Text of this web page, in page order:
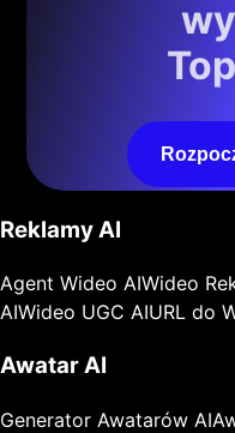
Reklamy AI
Agent Wideo AIWideo
AIWideo UGC AIURL do
Awatar AI
Generator Awatarów AI